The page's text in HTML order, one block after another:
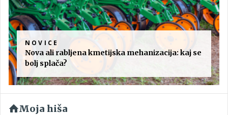
NOVICE
Nova ali rabljena kmetijska mehanizacija: kaj se
bolj splača?
Moja hiša